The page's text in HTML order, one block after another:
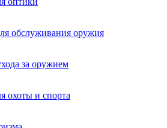
обслуживания оружия
за оружием
охоты и спорта